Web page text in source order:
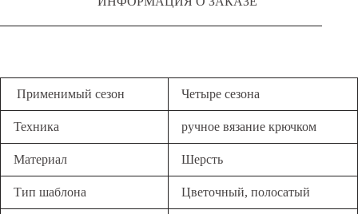
Применимый сезон Четыре сезона
Техника ручное вязание крючком
Материал Шерсть
Тип шаблона Цветочный, полосатый